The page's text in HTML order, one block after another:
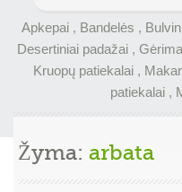
Apkepai, Bandelės ,
Desertiniai padažai,
Kruopų patiekalai,
patiekalai ,
Žyma: arbata